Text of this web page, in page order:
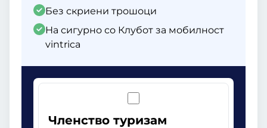
Без скриени трошоци
На сигурно со Клубот за мобилност
vintrica
Членство туризам